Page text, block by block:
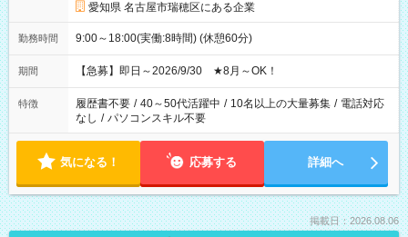
愛知県 名古屋市瑞穂区にある企業
勤務時間 9:00～18:00(実働:8時間) (休憩60分)
期間 【急募】即日～2026/9/30 ★8月～OK！
特徴 履歴書不要 / 40～50代活躍中 / 10名以上の大量募集 / 電話対応
なし / パソコンスキル不要
気になる！ 応募する 詳細へ
掲載日：2026.08.06